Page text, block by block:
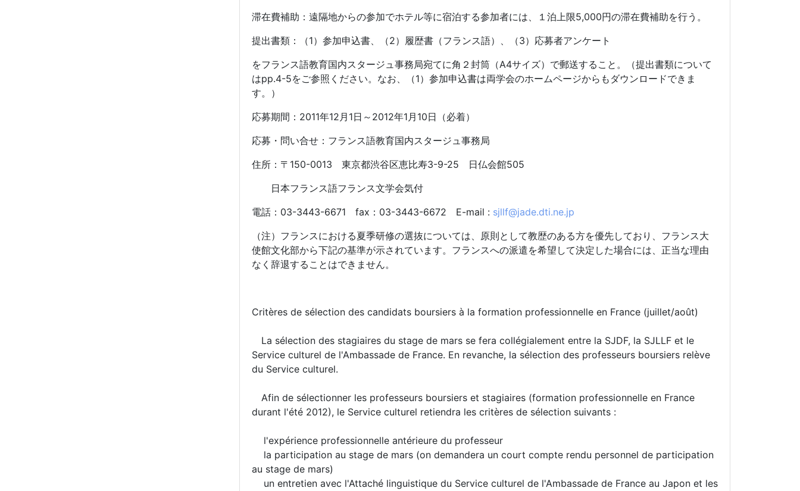
滞在費補助：遠隔地からの参加でホテル等に宿泊する参加者には、１泊上限5,000円の滞在費補助を行う。
提出書類：（1）参加申込書、（2）履歴書（フランス語）、（3）応募者アンケート
をフランス語教育国内スタージュ事務局宛てに角２封筒（A4サイズ）で郵送すること。（提出書類について
はpp.4-5をご参照ください。なお、（1）参加申込書は両学会のホームページからもダウンロードできま
す。）
応募期間：2011年12月1日～2012年1月10日（必着）
応募・問い合せ：フランス語教育国内スタージュ事務局
住所：〒150-0013 東京都渋谷区恵比寿3-9-25 日仏会館505
日本フランス語フランス文学会気付
電話：03-3443-6671 fax：03-3443-6672 E-mail : sjllf@jade.dti.ne.jp
（注）フランスにおける夏季研修の選抜については、原則として教歴のある方を優先しており、フランス大
使館文化部から下記の基準が示されています。フランスへの派遣を希望して決定した場合には、正当な理由
なく辞退することはできません。
Critères de sélection des candidats boursiers à la formation professionnelle en France (juillet/août)
La sélection des stagiaires du stage de mars se fera collégialement entre la SJDF, la SJLLF et le
Service culturel de l'Ambassade de France. En revanche, la sélection des professeurs boursiers relève
du Service culturel.
Afin de sélectionner les professeurs boursiers et stagiaires (formation professionnelle en France
durant l'été 2012), le Service culturel retiendra les critères de sélection suivants :
l'expérience professionnelle antérieure du professeur
la participation au stage de mars (on demandera un court compte rendu personnel de participation
au stage de mars)
un entretien avec l'Attaché linguistique du Service culturel de l'Ambassade de France au Japon et les